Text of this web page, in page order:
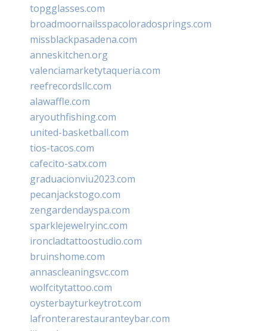
topgglasses.com
broadmoornailsspacoloradosprings.com
missblackpasadena.com
anneskitchen.org
valenciamarketytaqueria.com
reefrecordsllc.com
alawaffle.com
aryouthfishing.com
united-basketball.com
tios-tacos.com
cafecito-satx.com
graduacionviu2023.com
pecanjackstogo.com
zengardendayspa.com
sparklejewelryinc.com
ironcladtattoostudio.com
bruinshome.com
annascleaningsvc.com
wolfcitytattoo.com
oysterbayturkeytrot.com
lafronterarestauranteybar.com